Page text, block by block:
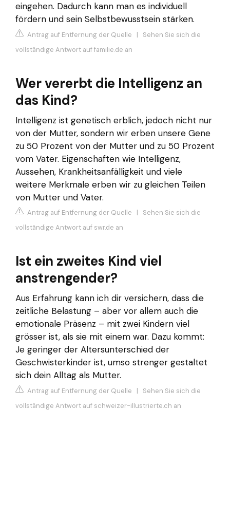
eingehen. Dadurch kann man es individuell
fördern und sein Selbstbewusstsein stärken.
Antrag auf Entfernung der Quelle | Sehen Sie sich die
vollständige Antwort auf familie.de an
Wer vererbt die Intelligenz an
das Kind?
Intelligenz ist genetisch erblich, jedoch nicht nur
von der Mutter, sondern wir erben unsere Gene
zu 50 Prozent von der Mutter und zu 50 Prozent
vom Vater. Eigenschaften wie Intelligenz,
Aussehen, Krankheitsanfälligkeit und viele
weitere Merkmale erben wir zu gleichen Teilen
von Mutter und Vater.
Antrag auf Entfernung der Quelle | Sehen Sie sich die
vollständige Antwort auf swr.de an
Ist ein zweites Kind viel
anstrengender?
Aus Erfahrung kann ich dir versichern, dass die
zeitliche Belastung – aber vor allem auch die
emotionale Präsenz – mit zwei Kindern viel
grösser ist, als sie mit einem war. Dazu kommt:
Je geringer der Altersunterschied der
Geschwisterkinder ist, umso strenger gestaltet
sich dein Alltag als Mutter.
Antrag auf Entfernung der Quelle | Sehen Sie sich die
vollständige Antwort auf schweizer-illustrierte.ch an